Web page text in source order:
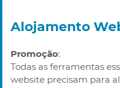
Alojamento
Promoção:
Todas as ferramentas
website precisam para